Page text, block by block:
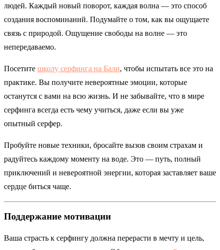
людей. Каждый новый поворот, каждая волна — это способ
создания воспоминаний. Подумайте о том, как вы ощущаете
связь с природой. Ощущение свободы на волне — это
непередаваемо.
Посетите школу серфинга на Бали, чтобы испытать все это на
практике. Вы получите невероятные эмоции, которые
останутся с вами на всю жизнь. И не забывайте, что в мире
серфинга всегда есть чему учиться, даже если вы уже
опытный серфер.
Пробуйте новые техники, бросайте вызов своим страхам и
радуйтесь каждому моменту на воде. Это — путь, полный
приключений и невероятной энергии, которая заставляет ваше
сердце биться чаще.
Поддержание мотивации
Ваша страсть к серфингу должна перерасти в мечту и цель,